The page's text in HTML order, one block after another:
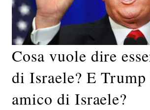
Cosa vuole dire
di Israele? E Trump
amico di Israele?